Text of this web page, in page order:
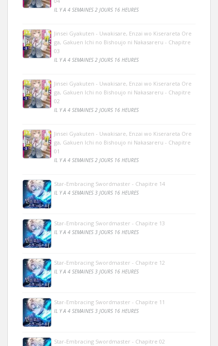
IL Y A 4 SEMAINES 2 JOURS 16 HEURES
Jinsei Gyakuten - Uwakisare, Enzai wo Kiserareta Ore
ga, Gakuen Ichi no Bishoujo ni Nakasareru - Chapitre
03
IL Y A 4 SEMAINES 2 JOURS 16 HEURES
Jinsei Gyakuten - Uwakisare, Enzai wo Kiserareta Ore
ga, Gakuen Ichi no Bishoujo ni Nakasareru - Chapitre
02
IL Y A 4 SEMAINES 2 JOURS 16 HEURES
Jinsei Gyakuten - Uwakisare, Enzai wo Kiserareta Ore
ga, Gakuen Ichi no Bishoujo ni Nakasareru - Chapitre
01
IL Y A 4 SEMAINES 2 JOURS 16 HEURES
Star-Embracing Swordmaster - Chapitre 14
IL Y A 4 SEMAINES 3 JOURS 16 HEURES
Star-Embracing Swordmaster - Chapitre 13
IL Y A 4 SEMAINES 3 JOURS 16 HEURES
Star-Embracing Swordmaster - Chapitre 12
IL Y A 4 SEMAINES 3 JOURS 16 HEURES
Star-Embracing Swordmaster - Chapitre 11
IL Y A 4 SEMAINES 3 JOURS 16 HEURES
Star-Embracing Swordmaster - Chapitre 02